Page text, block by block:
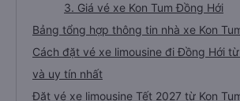
3. Giá vé xe Kon Tum Đồng Hới
Bảng tổng hợp thông tin nhà xe Kon
Cách đặt vé xe limousine đi Đồng Hới từ
và uy tín nhất
Đặt vé xe limousine Tết 2027 từ Kon